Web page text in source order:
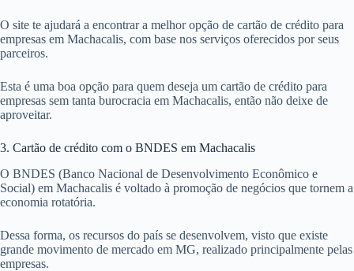
O site te ajudará a encontrar a melhor opção de cartão de crédito para
empresas em Machacalis, com base nos serviços oferecidos por seus
parceiros.
Esta é uma boa opção para quem deseja um cartão de crédito para
empresas sem tanta burocracia em Machacalis, então não deixe de
aproveitar.
3. Cartão de crédito com o BNDES em Machacalis
O BNDES (Banco Nacional de Desenvolvimento Econômico e
Social) em Machacalis é voltado à promoção de negócios que tornem a
economia rotatória.
Dessa forma, os recursos do país se desenvolvem, visto que existe
grande movimento de mercado em MG, realizado principalmente pelas
empresas.